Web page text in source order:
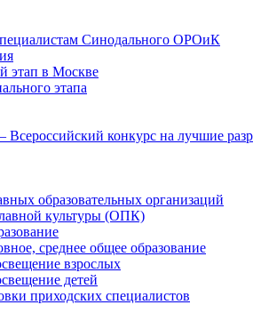
Синодального ОРОиК
этап в Москве
этапа
конкурс на лучшие
образовательных организаций
культуры (ОПК)
среднее общее образование
взрослых
детей
приходских специалистов